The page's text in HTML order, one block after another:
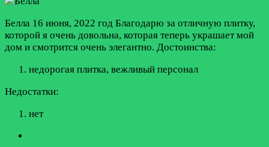
Белла 16 июня, 2022 год Благодарю за отличную плитку,
которой я очень довольна, которая теперь украшает мой
дом и смотрится очень элегантно. Достоинства:
недорогая плитка, вежливый персонал
Недостатки:
нет